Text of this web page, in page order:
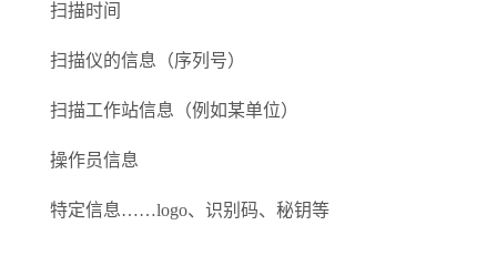
扫描时间
扫描仪的信息（序列号）
扫描工作站信息（例如某单位）
操作员信息
特定信息……logo、识别码、秘钥等